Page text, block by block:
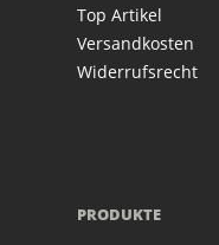
Top Artikel
Versandkosten
Widerrufsrecht
PRODUKTE